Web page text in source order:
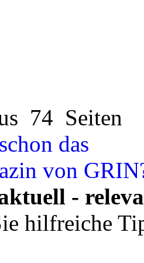
74 Seiten
das
von
-
hilfreiche